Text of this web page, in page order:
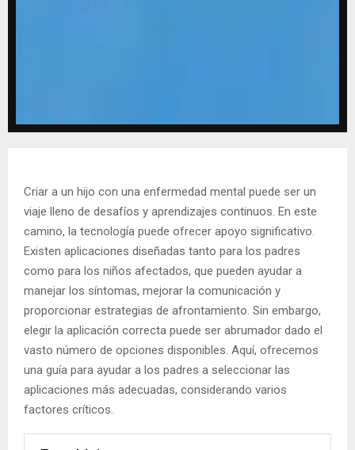
Criar a un hijo con una enfermedad mental puede ser un
viaje lleno de desafíos y aprendizajes continuos. En este
camino, la tecnología puede ofrecer apoyo significativo.
Existen aplicaciones diseñadas tanto para los padres
como para los niños afectados, que pueden ayudar a
manejar los síntomas, mejorar la comunicación y
proporcionar estrategias de afrontamiento. Sin embargo,
elegir la aplicación correcta puede ser abrumador dado el
vasto número de opciones disponibles. Aquí, ofrecemos
una guía para ayudar a los padres a seleccionar las
aplicaciones más adecuadas, considerando varios
factores críticos.